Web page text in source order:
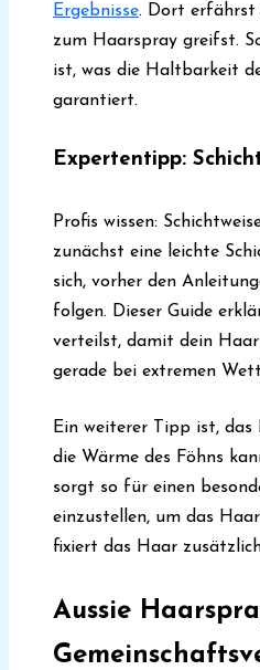
Ergebnisse. Dort erfährst
zum Haarspray greifst.
ist, was die Haltbarkeit
garantiert.
Expertentipp:
Profis wissen:
zunächst eine leichte
sich, vorher den
folgen. Dieser Guide
verteilst, damit dein
gerade bei extremen
Ein weiterer Tipp ist,
die Wärme des Föhns
sorgt so für einen
einzustellen, um das
fixiert das Haar
Aussie